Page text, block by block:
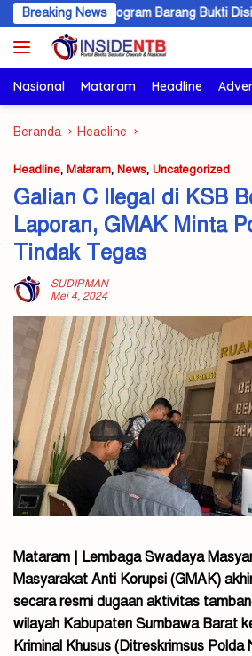
Langsung
ke
konten
Breaking News
Kilogram Barang Bukti Disita
Nasional Mataram Headline
Beranda Headline
Headline, Mataram, News, Uncategorized
Galian C Ilegal di KSB
Laporan, GMAK Minta
Tindak Tegas
SUDIRMAN
Mei 4, 2024
Mataram | Lembaga Swadaya
Masyarakat Anti Korupsi (GMAK)
secara resmi dugaan aktivitas
wilayah Kabupaten Sumbawa Barat
Kriminal Khusus (Ditreskrimsus Polda